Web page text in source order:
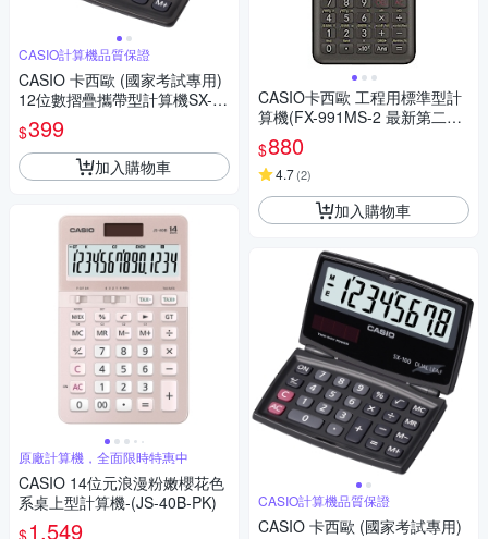
CASIO計算機品質保證
CASIO 卡西歐 (國家考試專用)
12位數摺疊攜帶型計算機SX-22
$399
加入購物車
原廠計算機，全面限時特惠中
CASIO 14位元浪漫粉嫩櫻花色
系桌上型計算機-(JS-40B-PK)
1,549
CASIO卡西歐 工程用標準型計
算機(FX-991MS-2 最新第二代
保固24個月)
$880
4.7(2)
加入購物車
CASIO計算機品質保證
CASIO 卡西歐 (國家考試專用)